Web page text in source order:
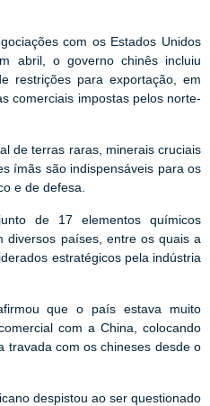
com os Estados Unidos
abril, o governo chinês incluiu
restrições para exportação, em
comerciais impostas pelos norte-
de terras raras, minerais cruciais
ímãs são indispensáveis para os
e de defesa.
de 17 elementos químicos
diversos países, entre os quais a
estratégicos pela indústria
que o país estava muito
com a China, colocando
travada com os chineses desde o
despistou ao ser questionado